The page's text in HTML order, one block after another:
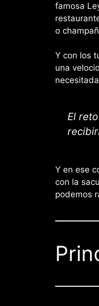
famosa
o
Y con los
una
El
Y en ese
con la
podemos